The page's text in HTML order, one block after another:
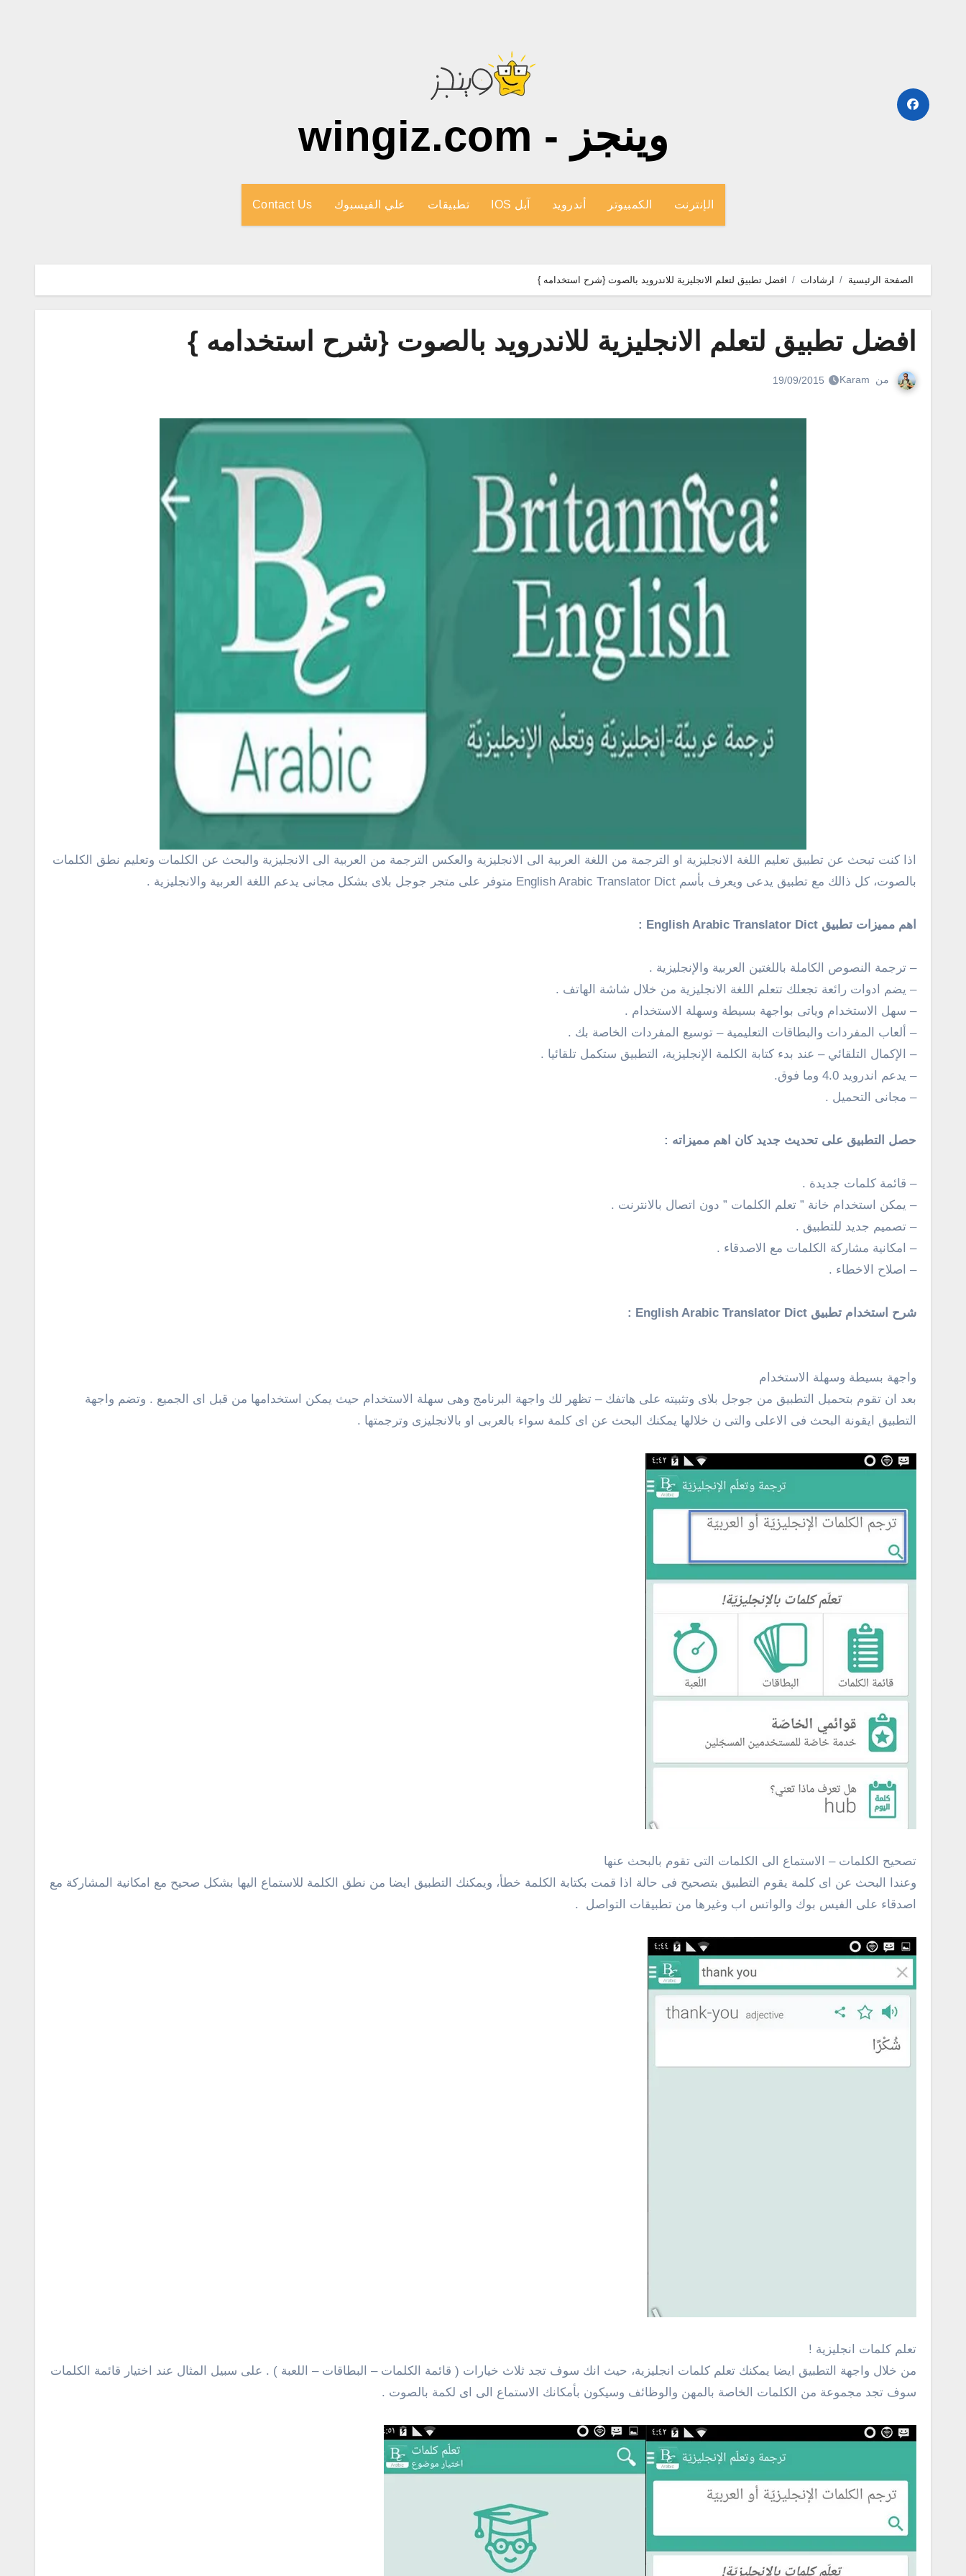
وينجز - wingiz.com
الإنترنت الكمبيوتر أندرويد آبل IOS تطبيقات علي الفيسبوك Contact Us
الصفحة الرئيسية ارشادات افضل تطبيق لتعلم الانجليزية للاندرويد بالصوت {شرح استخدامه }
افضل تطبيق لتعلم الانجليزية للاندرويد بالصوت {شرح استخدامه }
من Karam
19/09/2015
بالصوت، كل ذالك مع تطبيق يدعى ويعرف بأسم English Arabic Translator Dict متوفر على متجر جوجل بلاى بشكل مجانى يدعم اللغة العربية والانجليزية .
اهم مميزات تطبيق English Arabic Translator Dict :
– ترجمة النصوص الكاملة باللغتين العربية والإنجليزية .
– يضم ادوات رائعة تجعلك تتعلم اللغة الانجليزية من خلال شاشة الهاتف .
– سهل الاستخدام وياتى بواجهة بسيطة وسهلة الاستخدام .
– ألعاب المفردات والبطاقات التعليمية – توسيع المفردات الخاصة بك .
–
الإكمال التلقائي – عند بدء كتابة الكلمة الإنجليزية، التطبيق ستكمل تلقائيا .
– يدعم اندرويد 4.0
وما فوق.
– مجانى التحميل .
حصل التطبيق على تحديث جديد كان اهم مميزاته :
– قائمة كلمات جديدة .
– يمكن استخدام خانة ” تعلم الكلمات ” دون اتصال بالانترنت .
– تصميم جديد للتطبيق .
– امكانية مشاركة الكلمات مع الاصدقاء .
– اصلاح الاخطاء .
شرح استخدام تطبيق English Arabic Translator Dict :
واجهة بسيطة وسهلة الاستخدام
بعد ان تقوم بتحميل التطبيق من جوجل بلاى وتثبيته على هاتفك – تظهر لك واجهة البرنامج وهى سهلة الاستخدام حيث يمكن استخدامها من قبل اى الجميع . وتضم واجهة
التطبيق ايقونة البحث فى الاعلى والتى ن خلالها يمكنك البحث عن اى كلمة سواء بالعربى او بالانجليزى وترجمتها .
تصحيح الكلمات – الاستماع الى الكلمات التى تقوم بالبحث عنها
وعندا البحث عن اى كلمة يقوم التطبيق بتصحيح فى حالة اذا قمت بكتابة الكلمة خطأ، ويمكنك التطبيق ايضا من نطق الكلمة للاستماع اليها بشكل صحيح مع امكانية المشاركة مع
اصدقاء على الفيس بوك والواتس اب وغيرها من تطبيقات التواصل .
تعلم كلمات انجليزية !
من خلال واجهة التطبيق ايضا يمكنك تعلم كلمات انجليزية، حيث انك سوف تجد ثلاث خيارات ( قائمة الكلمات – البطاقات – اللعبة ) . على سبيل المثال عند اختيار قائمة الكلمات
سوف تجد مجموعة من الكلمات الخاصة بالمهن والوظائف وسيكون بأمكانك الاستماع الى اى لكمة بالصوت .